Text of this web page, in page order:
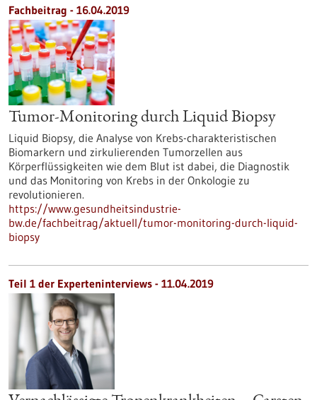
Fachbeitrag - 16.04.2019
Tumor-Monitoring durch Liquid Biopsy
Liquid Biopsy, die Analyse von Krebs-charakteristischen
Biomarkern und zirkulierenden Tumorzellen aus
Körperflüssigkeiten wie dem Blut ist dabei, die Diagnostik
und das Monitoring von Krebs in der Onkologie zu
revolutionieren.
https://www.gesundheitsindustrie-
bw.de/fachbeitrag/aktuell/tumor-monitoring-durch-liquid-
biopsy
Teil 1 der Experteninterviews - 11.04.2019